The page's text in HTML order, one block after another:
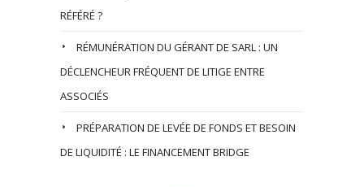
RÉFÉRÉ ?
RÉMUNÉRATION DU GÉRANT DE SARL : UN
DÉCLENCHEUR FRÉQUENT DE LITIGE ENTRE
ASSOCIÉS
PRÉPARATION DE LEVÉE DE FONDS ET BESOIN
DE LIQUIDITÉ : LE FINANCEMENT BRIDGE